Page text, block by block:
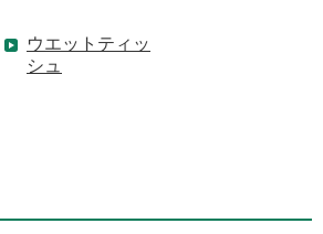
ウエットティッ
シュ